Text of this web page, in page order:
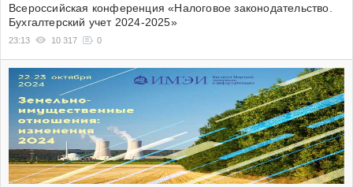
Всероссийская конференция «Налоговое законодательство.
Бухгалтерский учет 2024-2025»
23:13 10 317 0